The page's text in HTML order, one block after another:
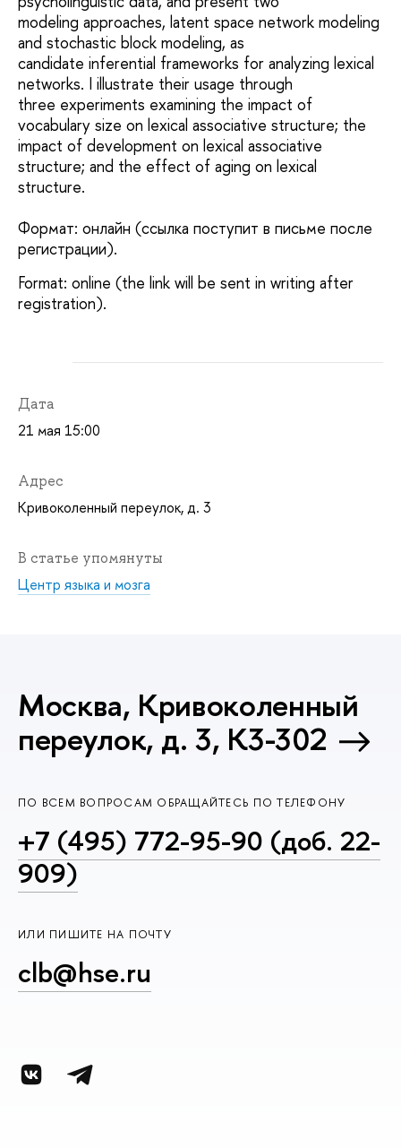
modeling approaches, latent space network modeling
and stochastic block modeling, as
candidate inferential frameworks for analyzing lexical
networks. I illustrate their usage through
three experiments examining the impact of
vocabulary size on lexical associative structure; the
impact of development on lexical associative
structure; and the effect of aging on lexical
structure.
Формат: онлайн (ссылка поступит в письме после
регистрации).
Format: online (the link will be sent in writing after
registration).
Дата
21 мая 15:00
Адрес
Кривоколенный переулок, д. 3
В статье упомянуты
Центр языка и мозга
Москва, Кривоколенный
переулок, д. 3, К3-302
ПО ВСЕМ ВОПРОСАМ ОБРАЩАЙТЕСЬ ПО ТЕЛЕФОНУ
+7 (495) 772-95-90 (доб. 22-
909)
ИЛИ ПИШИТЕ НА ПОЧТУ
clb@hse.ru